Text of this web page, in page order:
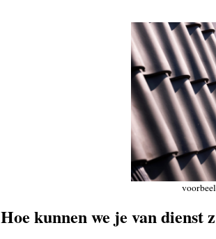
Hoe kunnen we je van dienst